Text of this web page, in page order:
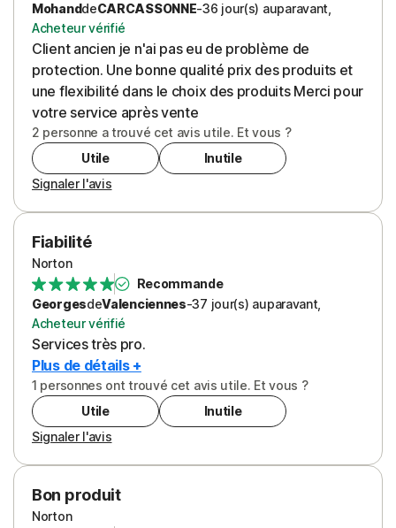
MohanddeCARCASSONNE-36 jour(s) auparavant
Acheteur vérifié
Client ancien je n'ai pas eu de problème de
protection. Une bonne qualité prix des produits et
une flexibilité dans le choix des produits Merci pour
votre service après vente
2 personne a trouvé cet avis utile. Et vous ?
Utile
Inutile
Signaler l'avis
Fiabilité
Norton
Recommande
GeorgesdeValenciennes-37 jour(s) auparavant
Acheteur vérifié
Services très pro.
Plus de détails +
1 personnes ont trouvé cet avis utile. Et vous ?
Utile
Inutile
Signaler l'avis
Bon produit
Norton